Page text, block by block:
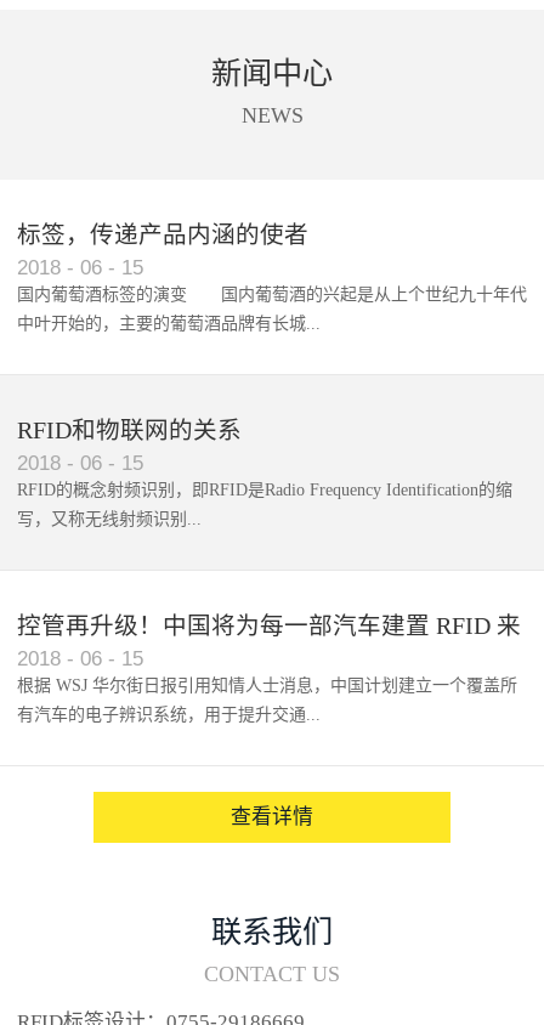
新闻中心
NEWS
标签，传递产品内涵的使者
2018 - 06 - 15
国内葡萄酒标签的演变 国内葡萄酒的兴起是从上个世纪九十年代
中叶开始的，主要的葡萄酒品牌有长城...
RFID和物联网的关系
2018 - 06 - 15
RFID的概念射频识别，即RFID是Radio Frequency Identification的缩
写，又称无线射频识别...
控管再升级！中国将为每一部汽车建置 RFID 来
架构辨识系统
2018 - 06 - 15
根据 WSJ 华尔街日报引用知情人士消息，中国计划建立一个覆盖所
有汽车的电子辨识系统，用于提升交通...
查看详情
联系我们
CONTACT US